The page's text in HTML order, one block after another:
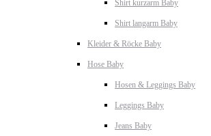
Shirt kurzarm Baby
Shirt langarm Baby
Kleider & Röcke Baby
Hose Baby
Hosen & Leggings Baby
Leggings Baby
Jeans Baby